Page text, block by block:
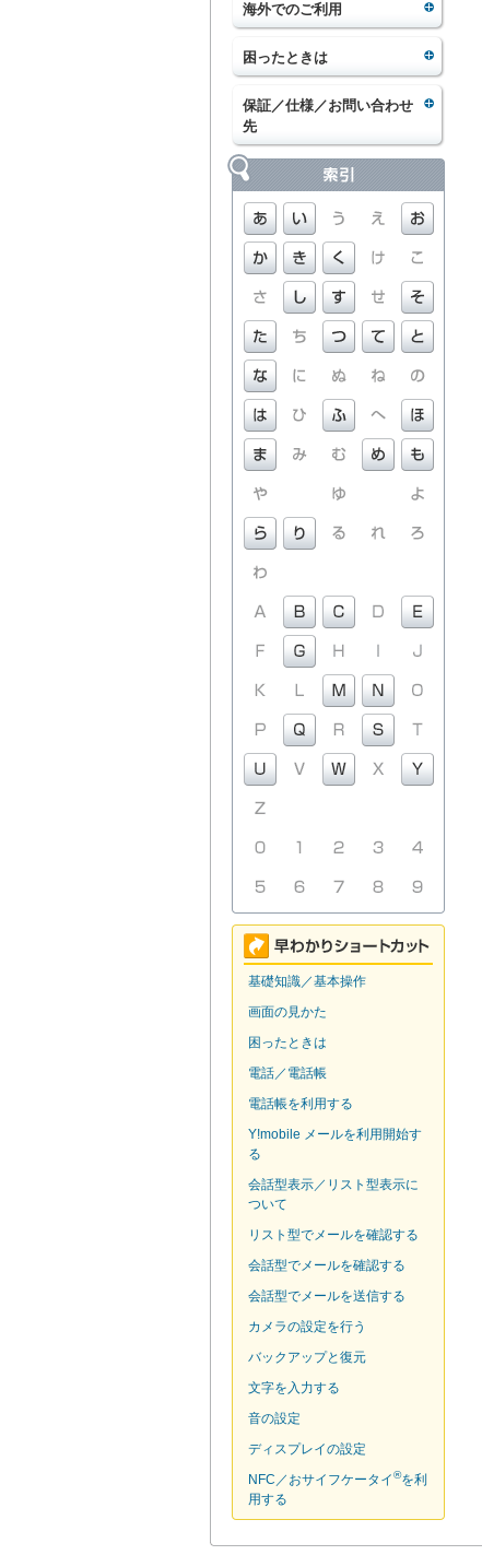
海外でのご利用
困ったときは
保証／仕様／お問い合わせ
先
基礎知識／基本操作
画面の見かた
困ったときは
電話／電話帳
電話帳を利用する
Y!mobile メールを利用開始す
る
会話型表示／リスト型表示に
ついて
リスト型でメールを確認する
会話型でメールを確認する
会話型でメールを送信する
カメラの設定を行う
バックアップと復元
文字を入力する
音の設定
ディスプレイの設定
NFC／おサイフケータイ®を利
用する